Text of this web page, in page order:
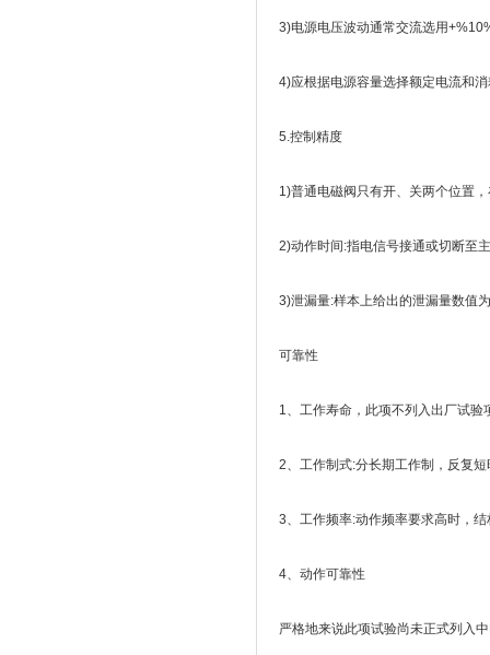
3)电源电压波动通常交流选用
4)应根据电源容量选择额定电流和
5.控制精度
1)普通电磁阀只有开、关两个位置
2)动作时间:指电信号接通或切断至
3)泄漏量:样本上给出的泄漏量数值
可靠性
1、工作寿命，此项不列入出厂试
2、工作制式:分长期工作制，反复
3、工作频率:动作频率要求高时，
4、动作可靠性
严格地来说此项试验尚未正式列入